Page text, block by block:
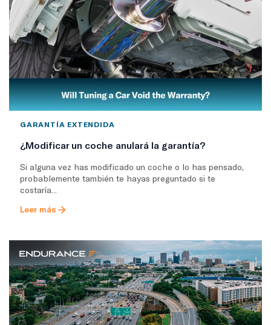
GARANTÍA EXTENDIDA
¿Modificar un coche anulará la garantía?
Si alguna vez has modificado un coche o lo has pensado,
probablemente también te hayas preguntado si te
costaría...
Leer más